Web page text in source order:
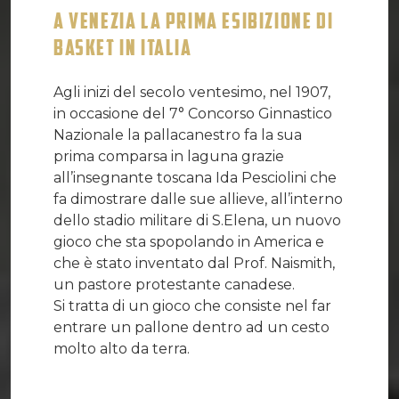
A VENEZIA LA PRIMA ESIBIZIONE DI
BASKET IN ITALIA
Agli inizi del secolo ventesimo, nel 1907,
in occasione del 7° Concorso Ginnastico
Nazionale la pallacanestro fa la sua
prima comparsa in laguna grazie
all’insegnante toscana Ida Pesciolini che
fa dimostrare dalle sue allieve, all’interno
dello stadio militare di S.Elena, un nuovo
gioco che sta spopolando in America e
che è stato inventato dal Prof. Naismith,
un pastore protestante canadese.
Si tratta di un gioco che consiste nel far
entrare un pallone dentro ad un cesto
molto alto da terra.